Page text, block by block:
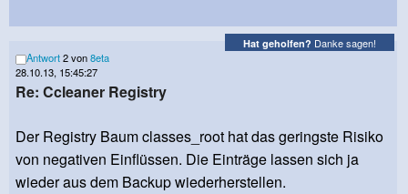
Hat geholfen? Danke sagen!
Antwort2 von8eta
28.10.13, 15:45:27
Re: Ccleaner Registry
Der Registry Baum classes_root hat das geringste Risiko
von negativen Einflüssen. Die Einträge lassen sich ja
wieder aus dem Backup wiederherstellen.